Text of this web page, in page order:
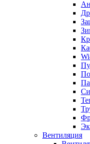
Вентиляция